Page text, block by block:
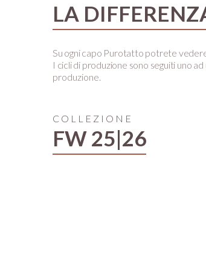
LA
Su ogni capo Purotatto potrete
I cicli di produzione sono seguiti uno
produzione.
COLLEZIONE
FW 25|26